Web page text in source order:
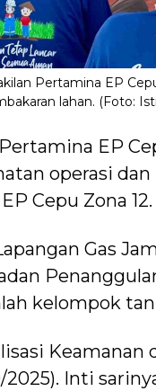
Pertamina EP
lahan. (Foto:
EP
operasi
Cepu Zona 12.
Gas
kelompok
Inti